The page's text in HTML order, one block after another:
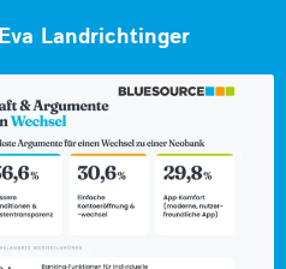
Landrichtinger